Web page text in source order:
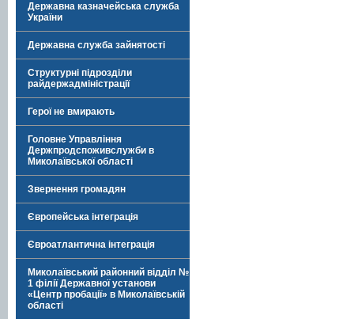
Державна казначейська служба
України
Державна служба зайнятості
Структурні підрозділи
райдержадміністрації
Герої не вмирають
Головне Управління
Держпродспоживслужби в
Миколаївської області
Звернення громадян
Європейська інтеграція
Євроатлантична інтеграція
Миколаївський районний відділ №
1 філії Державної установи
«Центр пробації» в Миколаївській
області